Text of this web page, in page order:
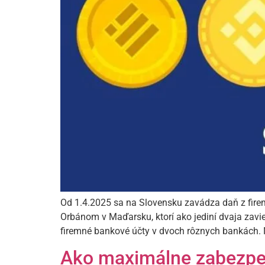
Od 1.4.2025 sa na Slovensku zavádza daň z
Orbánom v Maďarsku, ktorí ako jediní dvaja
firemné bankové účty v dvoch rôznych
Ako maximálne